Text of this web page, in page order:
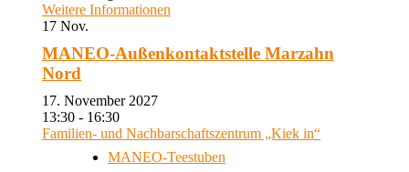
Weitere Informationen
17 Nov.
MANEO-Außenkontaktstelle Marzahn
Nord
17. November 2027
13:30 - 16:30
Familien- und Nachbarschaftszentrum „Kiek in“
MANEO-Teestuben